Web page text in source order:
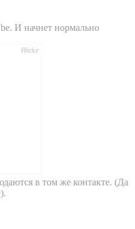
И начнет нормально
в том же контакте. (Да